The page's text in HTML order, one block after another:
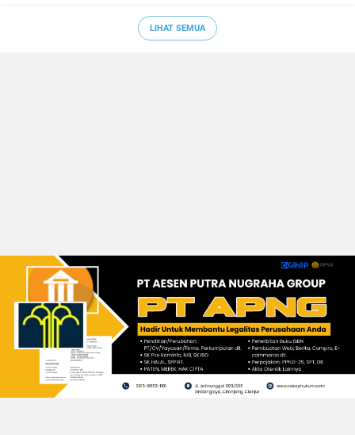
LIHAT SEMUA